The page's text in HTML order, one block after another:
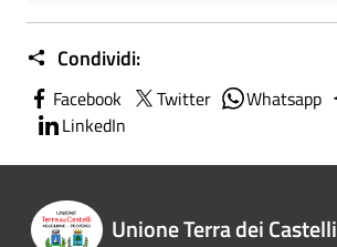
Condividi:
Facebook Twitter Whatsapp
LinkedIn
Unione Terra dei Castelli